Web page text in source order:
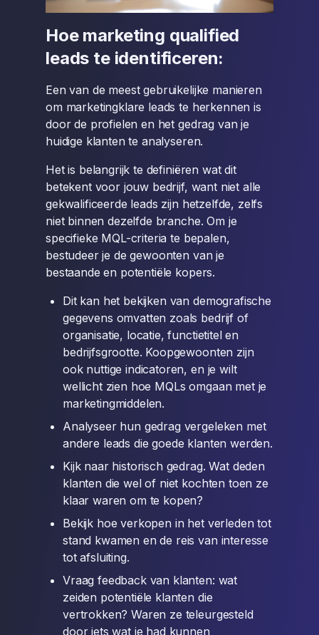
Hoe marketing qualified
leads te identificeren:
Een van de meest gebruikelijke manieren
om marketingklare leads te herkennen is
door de profielen en het gedrag van je
huidige klanten te analyseren.
Het is belangrijk te definiëren wat dit
betekent voor jouw bedrijf, want niet alle
gekwalificeerde leads zijn hetzelfde, zelfs
niet binnen dezelfde branche. Om je
specifieke MQL-criteria te bepalen,
bestudeer je de gewoonten van je
bestaande en potentiële kopers.
Dit kan het bekijken van demografische
gegevens omvatten zoals bedrijf of
organisatie, locatie, functietitel en
bedrijfsgrootte. Koopgewoonten zijn
ook nuttige indicatoren, en je wilt
wellicht zien hoe MQLs omgaan met je
marketingmiddelen.
Analyseer hun gedrag vergeleken met
andere leads die goede klanten werden.
Kijk naar historisch gedrag. Wat deden
klanten die wel of niet kochten toen ze
klaar waren om te kopen?
Bekijk hoe verkopen in het verleden tot
stand kwamen en de reis van interesse
tot afsluiting.
Vraag feedback van klanten: wat
zeiden potentiële klanten die
vertrokken? Waren ze teleurgesteld
door iets wat je had kunnen